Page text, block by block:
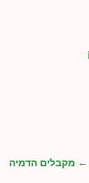
מקבלים הדמיה